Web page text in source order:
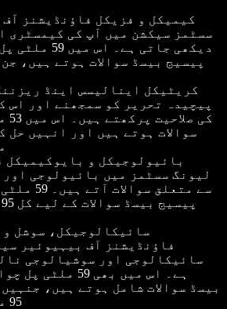
کیمیکل و فزیکل فاؤنڈیشنز
سسٹمز سیکشن میں آپ کی کیمسٹری
کریٹیکل اینالیسس اینڈ
پیچیدہ تحریر کو سمجھنے اور اس
بائیولوجیکل و بایوکیمیکل
لیونگ سسٹمز میں بائیولوجی
سائیکالوجیکل، سوشل
فاؤنڈیشنز آف بیہیوئیر
سائیکالوجی اور سوشیالوجی
بیسڈ سوالات شامل ہوتے ہیں،
95 منٹ ملتے ہیں۔